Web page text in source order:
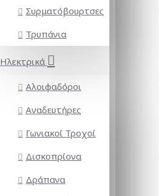
Συρματόβουρτσες
Τρυπάνια
Ηλεκτρικά
Αλοιφαδόροι
Αναδευτήρες
Γωνιακοί Τροχοί
Δισκοπρίονα
Δράπανα